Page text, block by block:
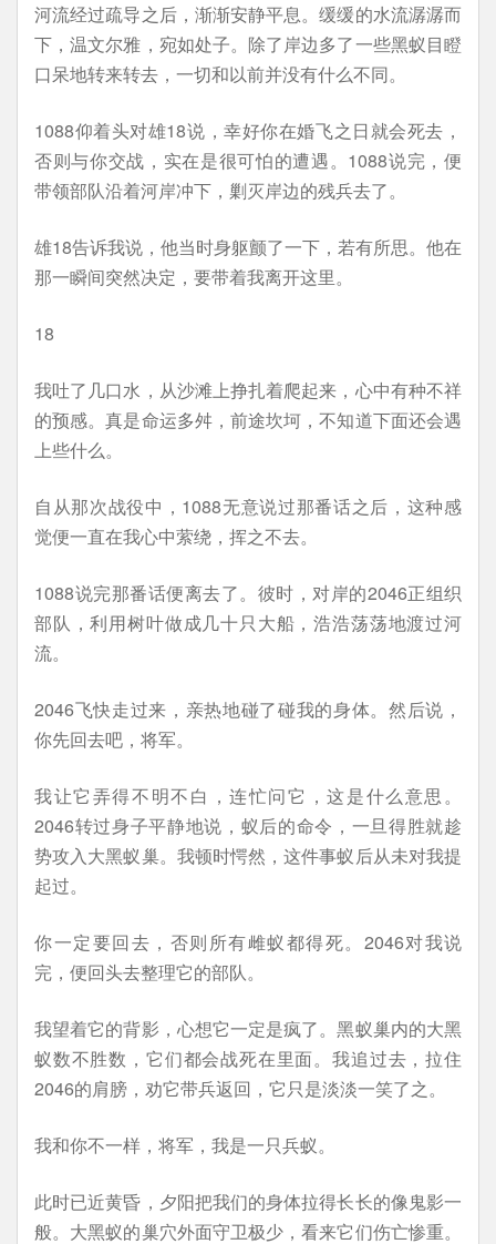
河流经过疏导之后，渐渐安静平息。缓缓的水流潺潺而
下，温文尔雅，宛如处子。除了岸边多了一些黑蚁目瞪
口呆地转来转去，一切和以前并没有什么不同。
1088仰着头对雄18说，幸好你在婚飞之日就会死去，
否则与你交战，实在是很可怕的遭遇。1088说完，便
带领部队沿着河岸冲下，剿灭岸边的残兵去了。
雄18告诉我说，他当时身躯颤了一下，若有所思。他在
那一瞬间突然决定，要带着我离开这里。
18
我吐了几口水，从沙滩上挣扎着爬起来，心中有种不祥
的预感。真是命运多舛，前途坎坷，不知道下面还会遇
上些什么。
自从那次战役中，1088无意说过那番话之后，这种感
觉便一直在我心中萦绕，挥之不去。
1088说完那番话便离去了。彼时，对岸的2046正组织
部队，利用树叶做成几十只大船，浩浩荡荡地渡过河
流。
2046飞快走过来，亲热地碰了碰我的身体。然后说，
你先回去吧，将军。
我让它弄得不明不白，连忙问它，这是什么意思。
2046转过身子平静地说，蚁后的命令，一旦得胜就趁
势攻入大黑蚁巢。我顿时愕然，这件事蚁后从未对我提
起过。
你一定要回去，否则所有雌蚁都得死。2046对我说
完，便回头去整理它的部队。
我望着它的背影，心想它一定是疯了。黑蚁巢内的大黑
蚁数不胜数，它们都会战死在里面。我追过去，拉住
2046的肩膀，劝它带兵返回，它只是淡淡一笑了之。
我和你不一样，将军，我是一只兵蚁。
此时已近黄昏，夕阳把我们的身体拉得长长的像鬼影一
般。大黑蚁的巢穴外面守卫极少，看来它们伤亡惨重。